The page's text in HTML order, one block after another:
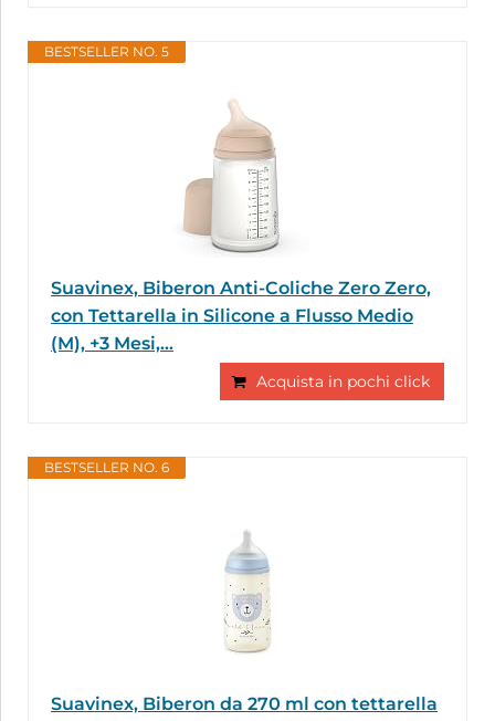
BESTSELLER NO. 5
Suavinex, Biberon Anti-Coliche Zero Zero,
con Tettarella in Silicone a Flusso Medio
(M), +3 Mesi,...
Acquista in pochi click
BESTSELLER NO. 6
Suavinex, Biberon da 270 ml con tettarella